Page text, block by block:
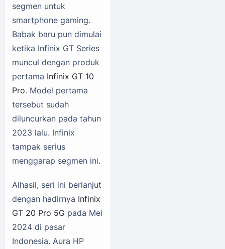
segmen untuk
smartphone gaming.
Babak baru pun dimulai
ketika Infinix GT Series
muncul dengan produk
pertama Infinix GT 10
Pro. Model pertama
tersebut sudah
diluncurkan pada tahun
2023 lalu. Infinix
tampak serius
menggarap segmen ini.
Alhasil, seri ini berlanjut
dengan hadirnya Infinix
GT 20 Pro 5G pada Mei
2024 di pasar
Indonesia. Aura HP